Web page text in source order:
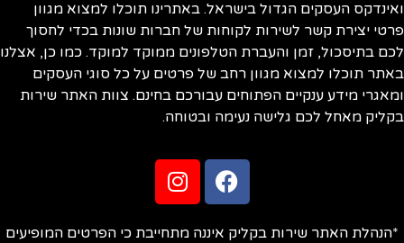
העסקים הגדול בישראל. באתרינו תוכלו למצוא מגוון
יצירת קשר לשירות לקוחות של חברות שונות בכדי לחסוך
בתיסכול, זמן והעברת הטלפונים ממוקד למוקד. כמו כן, אצלנו
תוכלו למצוא מגוון רחב של פרטים על כל סוגי העסקים
מידע ענקיים הפתוחים עבורכם בחינם. צוות האתר שירות
מאחל לכם גלישה נעימה ובטוחה.
האתר שירות בקליק איננה מתחייבת כי הפרטים המופיעים